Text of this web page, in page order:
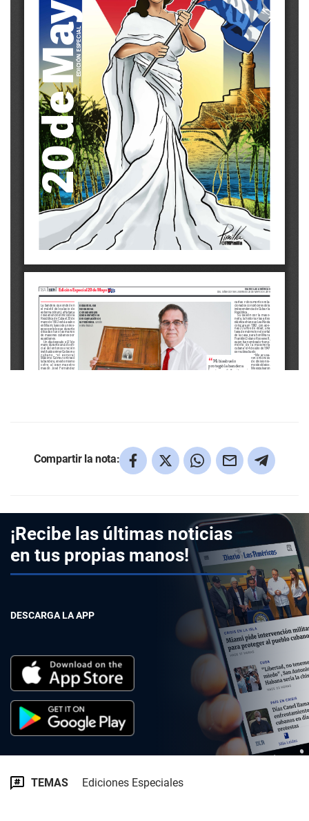
Compartir la nota:
¡Recibe las últimas noticias
en tus propias manos!
DESCARGA LA APP
TEMAS Ediciones Especiales